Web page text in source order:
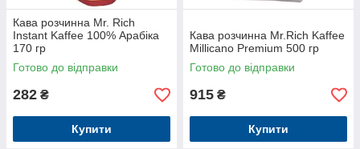
Кава розчинна Mr. Rich
Instant Kaffee 100% Арабіка
170 гр
Готово до відправки
282 ₴
Купити
Кава розчинна Mr.Rich Kaffee
Millicano Premium 500 гр
Готово до відправки
915 ₴
Купити